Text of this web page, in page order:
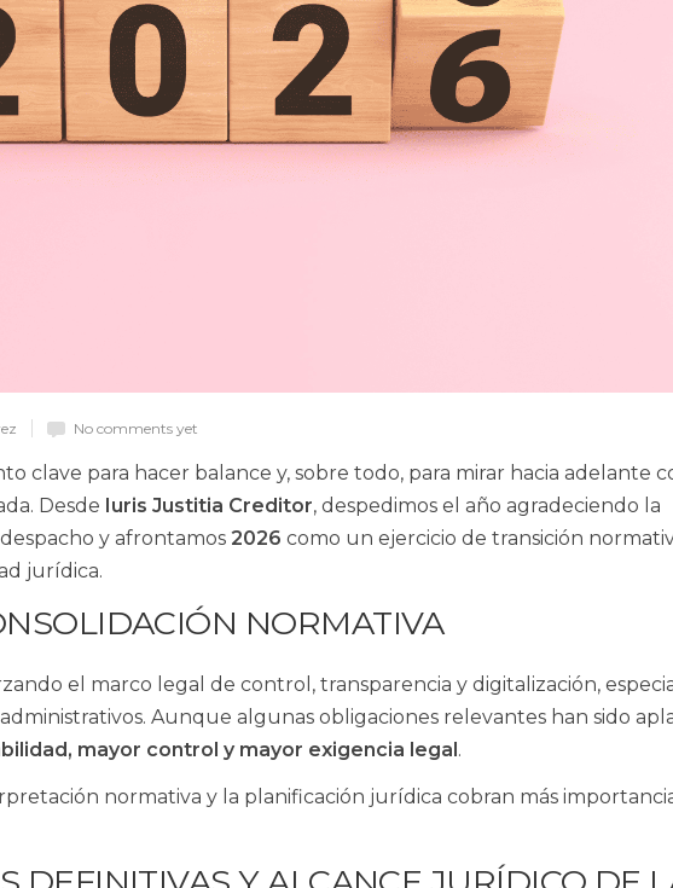
No comments yet
clave para hacer balance y, sobre todo, para mirar hacia adelante
Desde Iuris Justitia Creditor, despedimos el año agradeciendo la
y afrontamos 2026 como un ejercicio de transición
jurídica.
NORMATIVA
el marco legal de control, transparencia y digitalización,
Aunque algunas obligaciones relevantes han sido
mayor control y mayor exigencia legal.
normativa y la planificación jurídica cobran más